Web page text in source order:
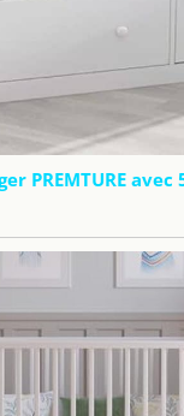
PREMTURE